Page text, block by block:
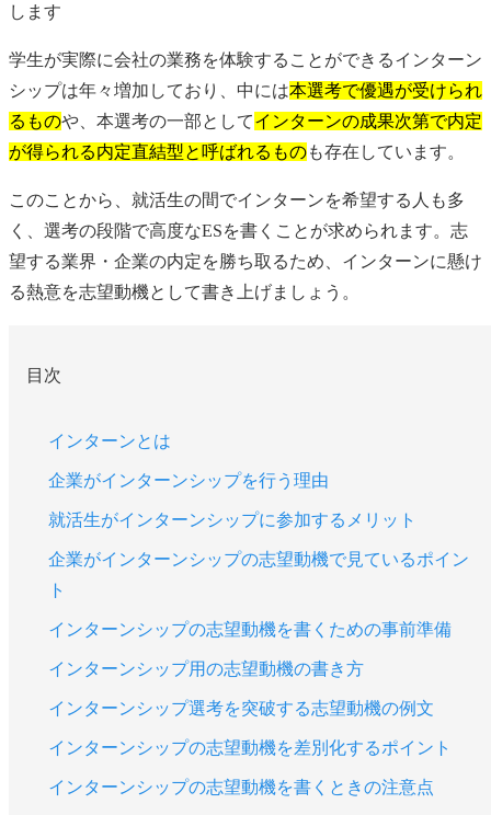
します
学生が実際に会社の業務を体験することができるインターン
シップは年々増加しており、中には本選考で優遇が受けられ
るものや、本選考の一部としてインターンの成果次第で内定
が得られる内定直結型と呼ばれるものも存在しています。
このことから、就活生の間でインターンを希望する人も多
く、選考の段階で高度なESを書くことが求められます。志
望する業界・企業の内定を勝ち取るため、インターンに懸け
る熱意を志望動機として書き上げましょう。
目次
インターンとは
企業がインターンシップを行う理由
就活生がインターンシップに参加するメリット
企業がインターンシップの志望動機で見ているポイン
ト
インターンシップの志望動機を書くための事前準備
インターンシップ用の志望動機の書き方
インターンシップ選考を突破する志望動機の例文
インターンシップの志望動機を差別化するポイント
インターンシップの志望動機を書くときの注意点